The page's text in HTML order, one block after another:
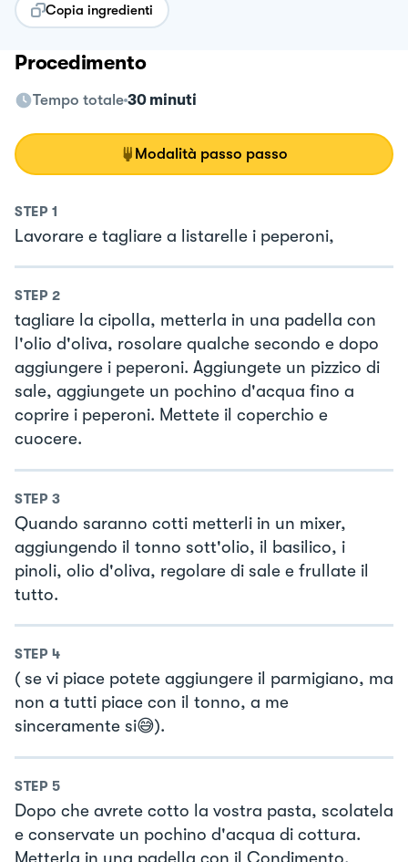
Copia ingredienti
Procedimento
Tempo totale 30 minuti
Modalità passo passo
STEP 1
Lavorare e tagliare a listarelle i peperoni,
STEP 2
tagliare la cipolla, metterla in una padella con
l'olio d'oliva, rosolare qualche secondo e dopo
aggiungere i peperoni. Aggiungete un pizzico di
sale, aggiungete un pochino d'acqua fino a
coprire i peperoni. Mettete il coperchio e
cuocere.
STEP 3
Quando saranno cotti metterli in un mixer,
aggiungendo il tonno sott'olio, il basilico, i
pinoli, olio d'oliva, regolare di sale e frullate il
tutto.
STEP 4
( se vi piace potete aggiungere il parmigiano, ma
non a tutti piace con il tonno, a me
sinceramente si😅).
STEP 5
Dopo che avrete cotto la vostra pasta, scolatela
e conservate un pochino d'acqua di cottura.